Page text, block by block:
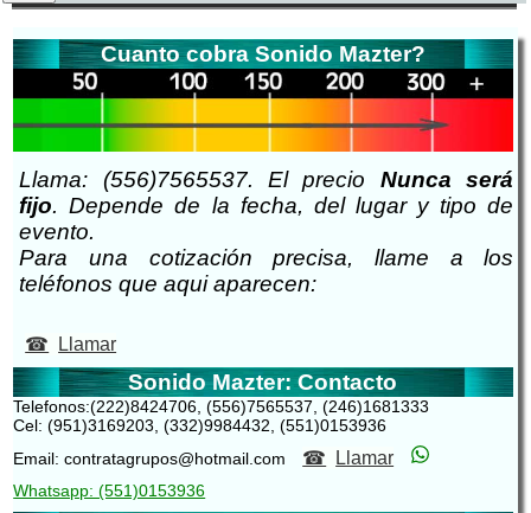
Cuanto cobra Sonido Mazter?
Llama: (556)7565537. El precio Nunca será
fijo. Depende de la fecha, del lugar y tipo de
evento.
Para una cotización precisa, llame a los
teléfonos que aqui aparecen:
Llamar
Sonido Mazter: Contacto
Telefonos:(222)8424706, (556)7565537, (246)1681333
Cel: (951)3169203, (332)9984432, (551)0153936
Email: contratagrupos@hotmail.com
Llamar
Whatsapp: (551)0153936